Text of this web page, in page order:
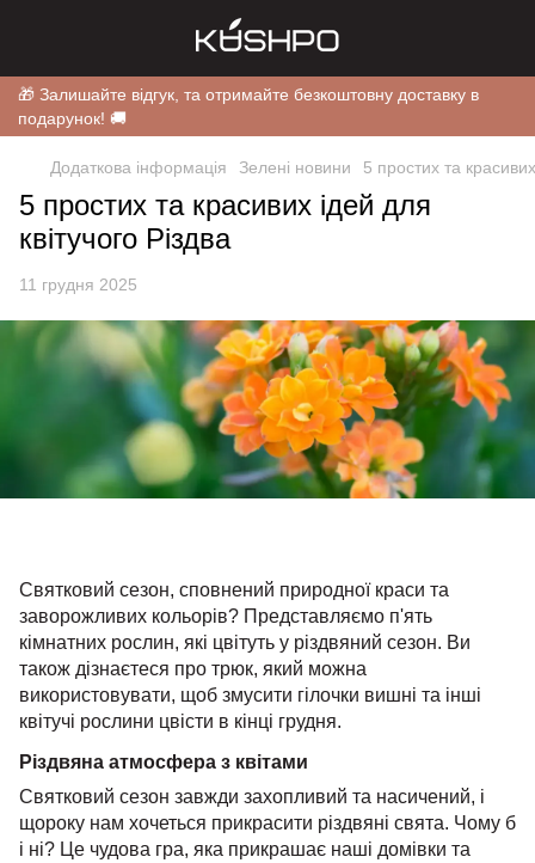
🎁 Залишайте відгук, та отримайте безкоштовну доставку в
подарунок! 🚚
Додаткова інформація Зелені новини 5 простих та
5 простих та красивих ідей для
квітучого Різдва
11 грудня 2025
Святковий сезон, сповнений природної краси та
заворожливих кольорів? Представляємо п'ять
кімнатних рослин, які цвітуть у різдвяний сезон. Ви
також дізнаєтеся про трюк, який можна
використовувати, щоб змусити гілочки вишні та інші
квітучі рослини цвісти в кінці грудня.
Різдвяна атмосфера з квітами
Святковий сезон завжди захопливий та насичений, і
щороку нам хочеться прикрасити різдвяні свята. Чому б
і ні? Це чудова гра, яка прикрашає наші домівки та